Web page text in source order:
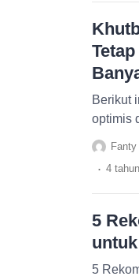
Berikut
optimis
. 4 tahun
5
5